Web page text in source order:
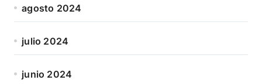
agosto 2024
julio 2024
junio 2024